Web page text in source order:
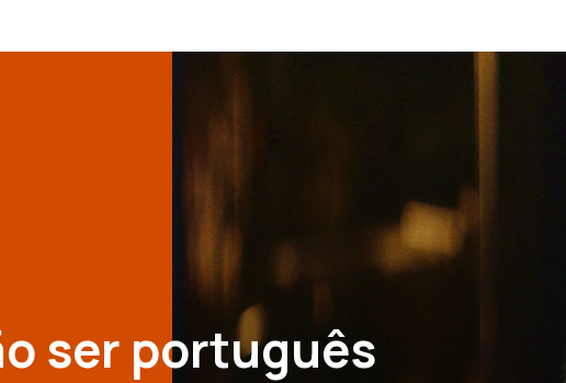
ser português